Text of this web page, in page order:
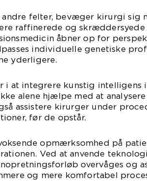
andre felter, bevæger kirurgi sig
raffinerede og skræddersyede
åbner op for
individuelle genetiske
yderligere.
i at integrere kunstig intelligens
alene hjælpe med at
assistere kirurger under
før de opstår.
opmærksomhed på
Ved at anvende
overvåges og
og mere komfortabel